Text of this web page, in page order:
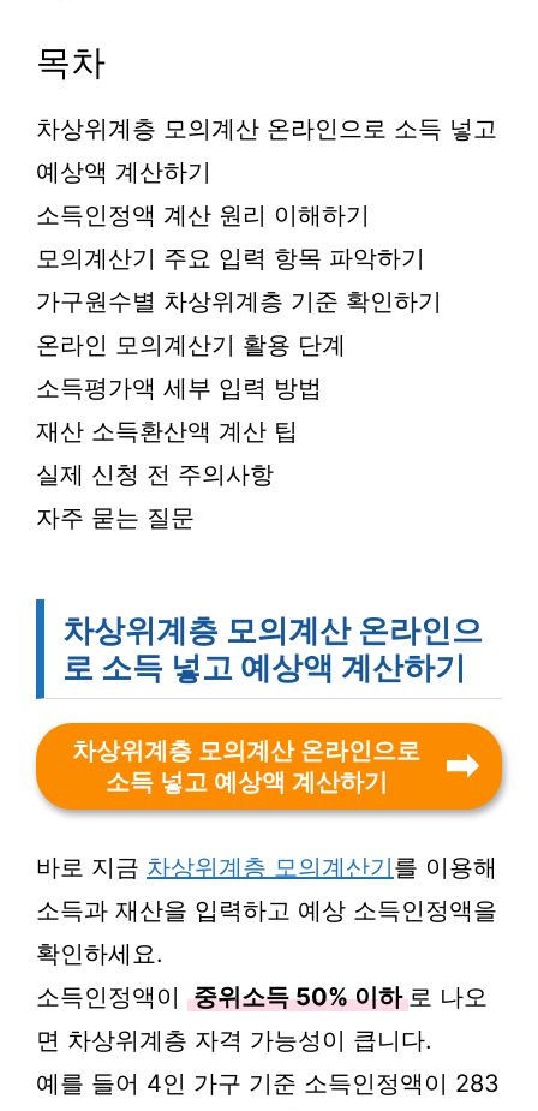
목차
차상위계층 모의계산 온라인으로 소득 넣고
예상액 계산하기
소득인정액 계산 원리 이해하기
모의계산기 주요 입력 항목 파악하기
가구원수별 차상위계층 기준 확인하기
온라인 모의계산기 활용 단계
소득평가액 세부 입력 방법
재산 소득환산액 계산 팁
실제 신청 전 주의사항
자주 묻는 질문
차상위계층 모의계산 온라인으
로 소득 넣고 예상액 계산하기
차상위계층 모의계산 온라인으로
소득 넣고 예상액 계산하기
바로 지금 차상위계층 모의계산기를 이용해
소득과 재산을 입력하고 예상 소득인정액을
확인하세요.
소득인정액이 중위소득 50% 이하 로 나오
면 차상위계층 자격 가능성이 큽니다.
예를 들어 4인 가구 기준 소득인정액이 283